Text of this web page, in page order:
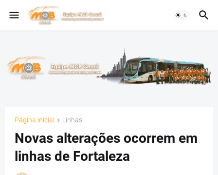
Página inicial Linhas
Novas alterações ocorrem em
linhas de Fortaleza